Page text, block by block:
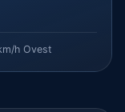
h Ovest